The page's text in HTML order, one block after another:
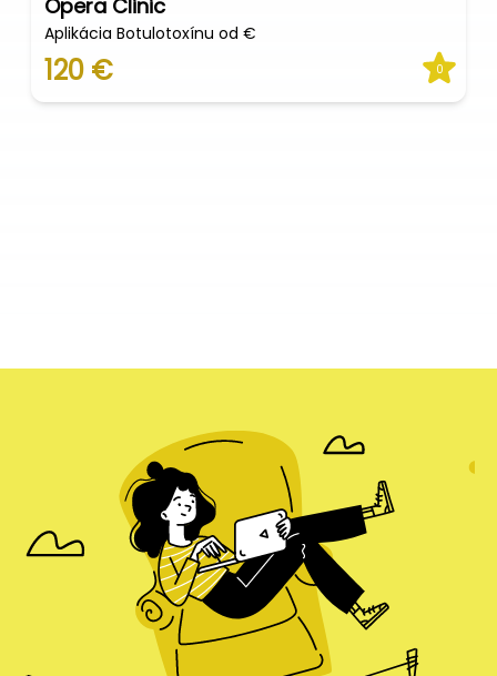
Opera Clinic
Aplikácia Botulotoxínu od €
120 € 0